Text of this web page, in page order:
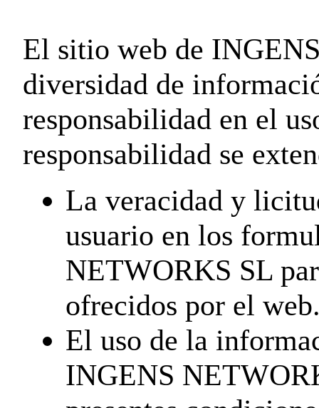
El sitio web de
diversidad de
responsabilidad en el
responsabilidad se
La veracidad y
usuario en los
NETWORKS SL
ofrecidos por el
El uso de la
INGENS